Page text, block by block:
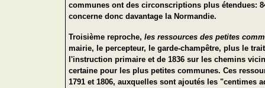
communes ont des circonscriptions plus étendues:
concerne donc davantage la Normandie.
Troisième reproche, les ressources des petites
mairie, le percepteur, le garde-champêtre, plus le
l'instruction primaire et de 1836 sur les chemins
certaine pour les plus petites communes. Ces
1791 et 1806, auxquelles sont ajoutés les "centimes